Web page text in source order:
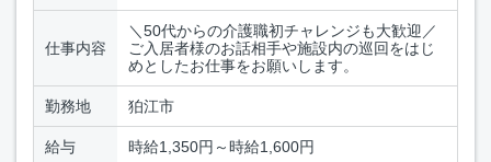
仕事内容
＼50代からの介護職初チャレンジも大歓迎／
ご入居者様のお話相手や施設内の巡回をはじ
めとしたお仕事をお願いします。
勤務地 狛江市
給与 時給1,350円～時給1,600円